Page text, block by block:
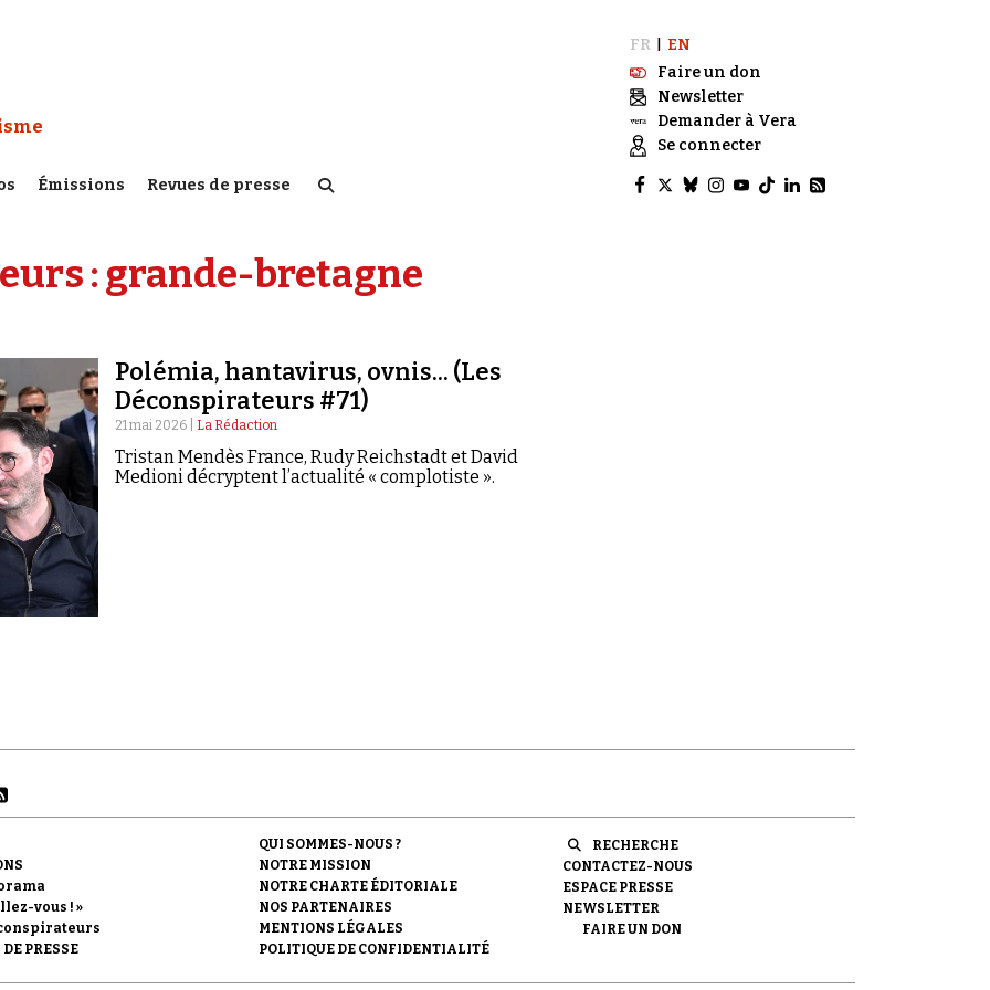
:
Émissions Revues de presse
FR
EN
Faire un don
Newsletter
Demander à Vera
Se connecter
: grande-bretagne
Polémia, hantavirus, ovnis... (Les
Déconspirateurs #71)
21 mai 2026 | La Rédaction
Tristan Mendès France, Rudy Reichstadt et David
Medioni décryptent l’actualité « complotiste ».
vous ! »
PRESSE
QUI SOMMES-NOUS ?
NOTRE MISSION
NOTRE CHARTE ÉDITORIALE
NOS PARTENAIRES
MENTIONS LÉGALES
POLITIQUE DE CONFIDENTIALITÉ
RECHERCHE
CONTACTEZ-NOUS
ESPACE PRESSE
NEWSLETTER
FAIRE UN DON